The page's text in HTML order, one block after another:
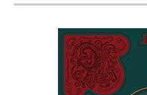
エネルギーの専門メディア
建設×テクノロジーの最前線
ちょっと気になるネットの話題